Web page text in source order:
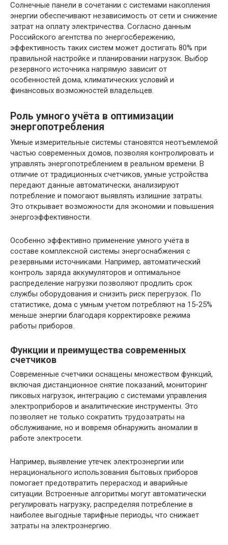
Солнечные панели в сочетании с системами накопления
энергии обеспечивают независимость от сети и снижение
затрат на оплату электричества. Согласно данным
Российского агентства по энергосбережению,
эффективность таких систем может достигать 80% при
правильной настройке и планировании нагрузок. Выбор
резервного источника напрямую зависит от
особенностей дома, климатических условий и
финансовых возможностей владельцев.
Роль умного учёта в оптимизации
энергопотребления
Умные измерительные системы становятся неотъемлемой
частью современных домов, позволяя контролировать и
управлять энергопотреблением в реальном времени. В
отличие от традиционных счетчиков, умные устройства
передают данные автоматически, анализируют
потребление и помогают выявлять излишние затраты.
Это открывает возможности для экономии и повышения
энергоэффективности.
Особенно эффективно применение умного учёта в
составе комплексной системы энергоснабжения с
резервными источниками. Например, автоматический
контроль заряда аккумуляторов и оптимальное
распределение нагрузки позволяют продлить срок
службы оборудования и снизить риск перегрузок. По
статистике, дома с умным учетом потребляют на 15-25%
меньше энергии благодаря корректировке режима
работы приборов.
Функции и преимущества современных
счетчиков
Современные счетчики оснащены множеством функций,
включая дистанционное снятие показаний, мониторинг
пиковых нагрузок, интеграцию с системами управления
электроприборов и аналитические инструменты. Это
позволяет не только сократить трудозатраты на
обслуживание, но и вовремя обнаружить аномалии в
работе электросети.
Например, выявление утечек электроэнергии или
нерационального использования бытовых приборов
помогает предотвратить перерасход и аварийные
ситуации. Встроенные алгоритмы могут автоматически
регулировать нагрузку, распределяя потребление в
наиболее выгодные тарифные периоды, что снижает
затраты на электроэнергию.